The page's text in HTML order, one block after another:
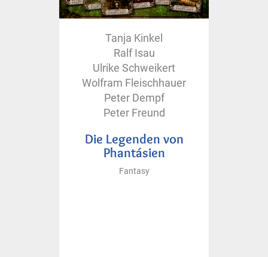
Tanja Kinkel
Ralf Isau
Ulrike Schweikert
Wolfram Fleischhauer
Peter Dempf
Peter Freund
Die Legenden von
Phantásien
Fantasy